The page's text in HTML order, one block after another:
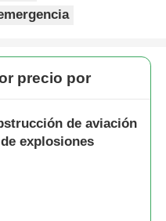
precio por
de aviación
explosiones